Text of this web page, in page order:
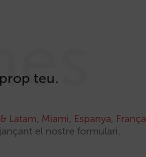
teu.
Latam, Miami, Espanya, França
el nostre formulari.